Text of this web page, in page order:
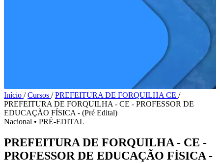
Início / Cursos / PREFEITURA DE FORQUILHA CE /
PREFEITURA DE FORQUILHA - CE - PROFESSOR DE
EDUCAÇÃO FÍSICA - (Pré Edital)
Nacional • PRÉ-EDITAL
PREFEITURA DE FORQUILHA - CE -
PROFESSOR DE EDUCAÇÃO FÍSICA -